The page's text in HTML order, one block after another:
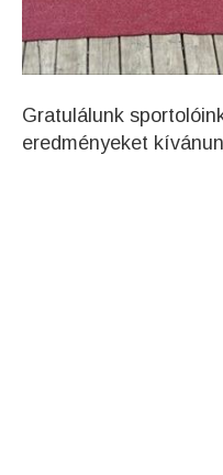
Gratulálunk
eredményeket